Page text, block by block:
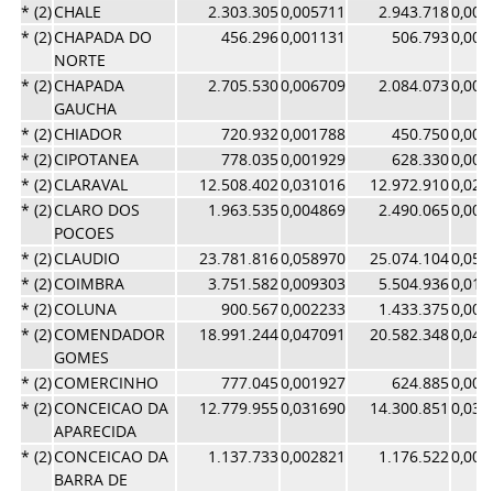
* (2)CHALE 2.303.3050,005711 2.943.718
* (2)CHAPADA DO
NORTE
456.2960,001131 506.793
* (2)CHAPADA
GAUCHA
2.705.5300,006709 2.084.073
* (2)CHIADOR 720.9320,001788 450.750
* (2)CIPOTANEA 778.0350,001929 628.330
* (2)CLARAVAL 12.508.4020,031016 12.972.910
* (2)CLARO DOS
POCOES
1.963.5350,004869 2.490.065
* (2)CLAUDIO 23.781.8160,058970 25.074.104
* (2)COIMBRA 3.751.5820,009303 5.504.936
* (2)COLUNA 900.5670,002233 1.433.375
* (2)COMENDADOR
GOMES
18.991.2440,047091 20.582.348
* (2)COMERCINHO 777.0450,001927 624.885
* (2)CONCEICAO DA
APARECIDA
12.779.9550,031690 14.300.851
* (2)CONCEICAO DA
BARRA DE
1.137.7330,002821 1.176.522